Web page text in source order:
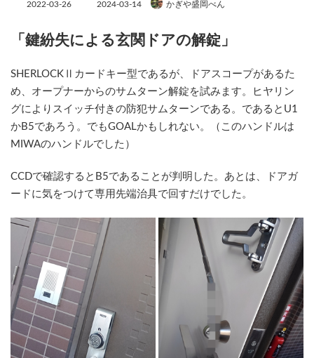
2022-03-26
新
日
2024-03-14 かぎや盛岡べん
「鍵紛失による玄関ドアの解錠」
SHERLOCKⅡカードキー型であるが、ドアスコープがあるた
め、オープナーからのサムターン解錠を試みます。ヒヤリン
グによりスイッチ付きの防犯サムターンである。であるとU1
かB5であろう。でもGOALかもしれない。（このハンドルは
MIWAのハンドルでした）
CCDで確認するとB5であることが判明した。あとは、ドアガ
ードに気をつけて専用先端治具で回すだけでした。